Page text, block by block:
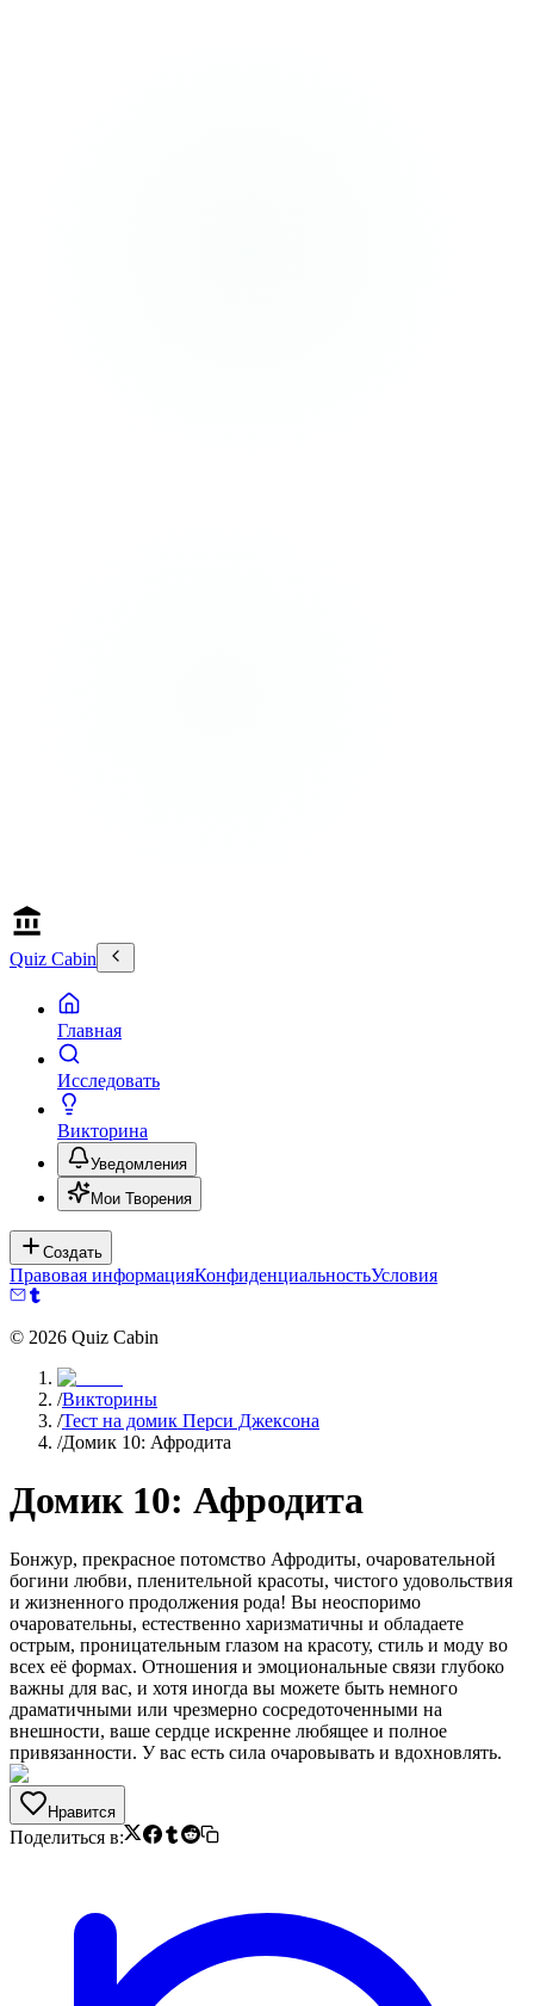
Quiz Cabin
Главная
Исследовать
Викторина
Уведомления
Мои Творения
Создать
Правовая информацияКонфиденциальностьУсловия
© 2026 Quiz Cabin
/Викторины
/Тест на домик Перси Джексона
/Домик 10: Афродита
Домик 10: Афродита
Бонжур, прекрасное потомство Афродиты, очаровательной
богини любви, пленительной красоты, чистого удовольствия
и жизненного продолжения рода! Вы неоспоримо
очаровательны, естественно харизматичны и обладаете
острым, проницательным глазом на красоту, стиль и моду во
всех её формах. Отношения и эмоциональные связи глубоко
важны для вас, и хотя иногда вы можете быть немного
драматичными или чрезмерно сосредоточенными на
внешности, ваше сердце искренне любящее и полное
привязанности. У вас есть сила очаровывать и вдохновлять.
Нравится
Поделиться в: